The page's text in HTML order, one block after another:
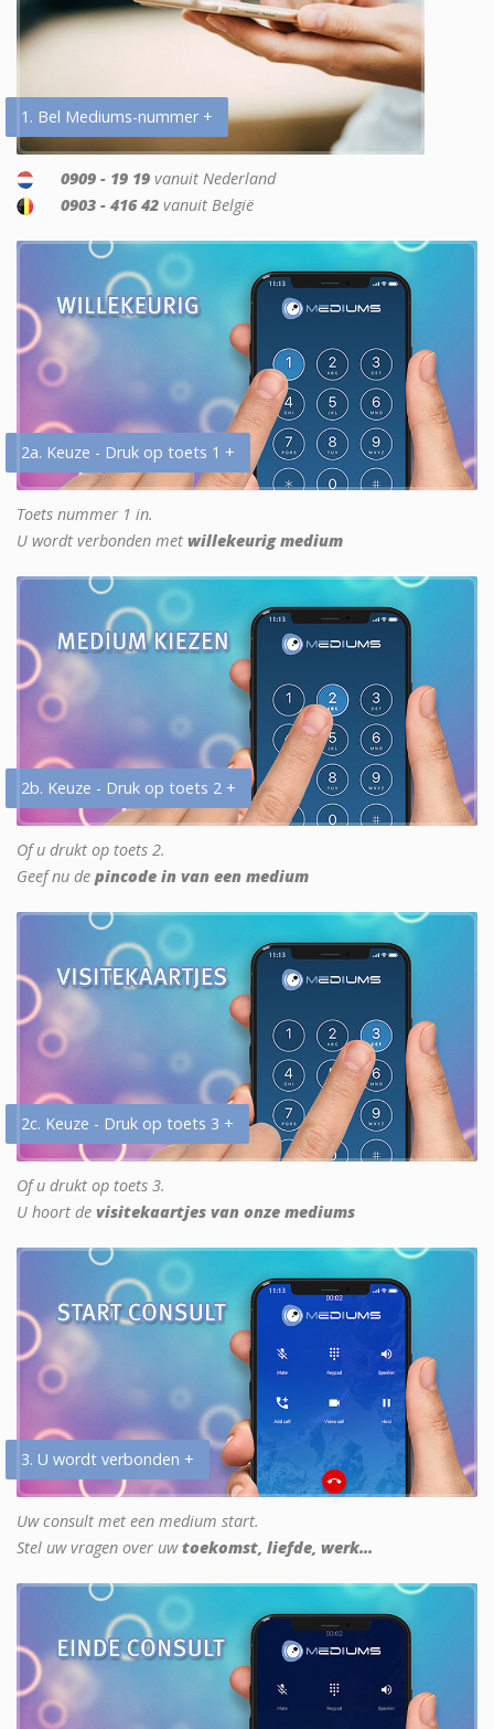
1. Bel Mediums-nummer +
0909 - 19 19 vanuit Nederland
0903 - 416 42 vanuit België
2a. Keuze - Druk op toets 1 +
Toets nummer 1 in.
U wordt verbonden met willekeurig medium
2b. Keuze - Druk op toets 2 +
Of u drukt op toets 2.
Geef nu de pincode in van een medium
2c. Keuze - Druk op toets 3 +
Of u drukt op toets 3.
U hoort de visitekaartjes van onze mediums
3. U wordt verbonden +
Uw consult met een medium start.
Stel uw vragen over uwtoekomst, liefde, werk...